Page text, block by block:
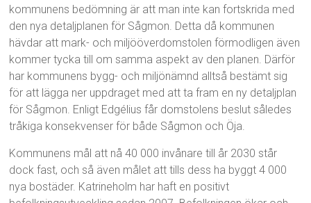
kommunens bedömning är att man inte kan fortskrida med
den nya detaljplanen för Sågmon. Detta då kommunen
hävdar att mark- och miljööverdomstolen förmodligen även
kommer tycka till om samma aspekt av den planen. Därför
har kommunens bygg- och miljönämnd alltså bestämt sig
för att lägga ner uppdraget med att ta fram en ny detaljplan
för Sågmon. Enligt Edgélius får domstolens beslut således
tråkiga konsekvenser för både Sågmon och Öja.
Kommunens mål att nå 40 000 invånare till år 2030 står
dock fast, och så även målet att tills dess ha byggt 4 000
nya bostäder. Katrineholm har haft en positivt